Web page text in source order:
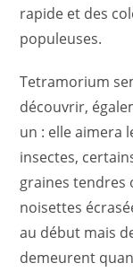
rapide et des
populeuses.
Tetramorium
découvrir,
un : elle aimera
insectes,
graines tendres
noisettes
au début mais
demeurent